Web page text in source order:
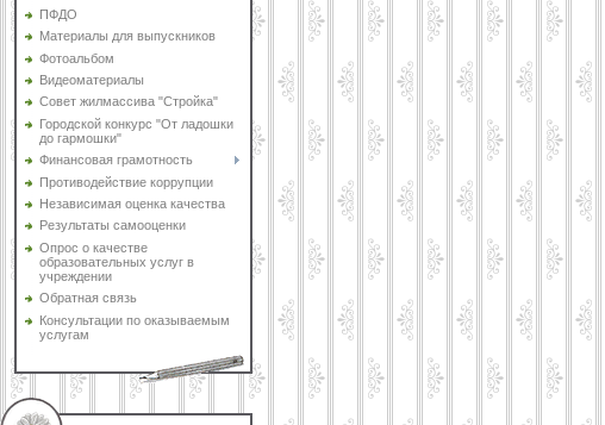
ПФДО
Материалы для выпускников
Фотоальбом
Видеоматериалы
Совет жилмассива "Стройка"
Городской конкурс "От ладошки
до гармошки"
Финансовая грамотность
Противодействие коррупции
Независимая оценка качества
Результаты самооценки
Опрос о качестве
образовательных услуг в
учреждении
Обратная связь
Консультации по оказываемым
услугам